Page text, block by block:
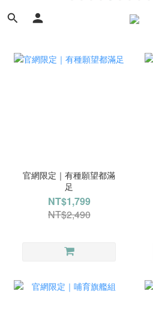
官網限定｜有種願望都滿
足
NT$1,799
NT$2,490